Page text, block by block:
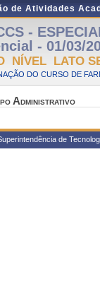
de Atividades
-
- 01/03/
NÍVEL LATO
DO CURSO DE
Administrativo
de